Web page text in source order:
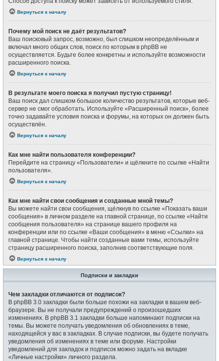
Вернуться к началу
Почему мой поиск не даёт результатов?
Ваш поисковый запрос, возможно, был слишком неопределённым и
включал много общих слов, поиск по которым в phpBB не
осуществляется. Будьте более конкретны и используйте возможности
расширенного поиска.
Вернуться к началу
В результате моего поиска я получил пустую страницу!
Ваш поиск дал слишком большое количество результатов, которые веб-
сервер не смог обработать. Используйте «Расширенный поиск», более
точно задавайте условия поиска и форумы, на которых он должен быть
осуществлён.
Вернуться к началу
Как мне найти пользователя конференции?
Перейдите на страницу «Пользователи» и щёлкните по ссылке «Найти
пользователя».
Вернуться к началу
Как мне найти свои сообщения и созданные мной темы?
Вы можете найти свои сообщения, щёлкнув по ссылке «Показать ваши
сообщения» в личном разделе на главной странице, по ссылке «Найти
сообщения пользователя» на странице вашего профиля на
конференции или по ссылке «Ваши сообщения» в меню «Ссылки» на
главной странице. Чтобы найти созданные вами темы, используйте
страницу расширенного поиска, заполнив соответствующие поля.
Вернуться к началу
Подписки и закладки
Чем закладки отличаются от подписок?
В phpBB 3.0 закладки были больше похожи на закладки в вашем веб-
браузере. Вы не получали предупреждений о произошедших
изменениях. В phpBB 3.1 закладки больше напоминают подписки на
темы. Вы можете получать уведомления об обновлениях в теме,
находящейся у вас в закладках. В случае подписки, вы будете получать
уведомления об изменениях в теме или форуме. Настройки
уведомлений для закладок и подписок можно задать на вкладке
«Личные настройки» личного раздела.